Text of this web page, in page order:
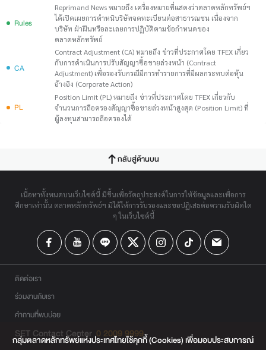
Rules
Reprimand News หมายถึง เครื่องหมายที่แสดงว่าตลาดหลักทรัพย์ฯ
ได้เปิดเผยการตำหนิบริษัทจดทะเบียนต่อสาธารณชน เนื่องจาก
บริษัท ฝ่าฝืนหรือละเลยการปฏิบัติตามข้อกำหนดของ
ตลาดหลักทรัพย์
CA
Contract Adjustment (CA) หมายถึง ข่าวที่ประกาศโดย TFEX เกี่ยว
กับการดำเนินการปรับสัญญาซื้อขายล่วงหน้า (Contract
Adjustment) เพื่อรองรับกรณีมีการทำรายการที่มีผลกระทบต่อหุ้น
อ้างอิง (Corporate Action)
PL
Position Limit (PL) หมายถึง ข่าวที่ประกาศโดย TFEX เกี่ยวกับ
จำนวนการถือครองสัญญาซื้อขายล่วงหน้าสูงสุด (Position Limit) ที่
ผู้ลงทุนสามารถถือครองได้
กลับสู่ด้านบน
เนื้อหาทั้งหมดบนเว็บไซต์นี้ มีขึ้นเพื่อวัตถุประสงค์ในการให้ข้อมูลและเพื่อการ
ศึกษาเท่านั้น ตลาดหลักทรัพย์ฯ มิได้ให้การรับรองและขอปฏิเสธต่อความรับผิดใด
ๆ ในเว็บไซต์นี้
ติดต่อเรา
ร่วมงานกับเรา
คำถามที่พบบ่อย
SET Contact Center 0 2009 9999
กลุ่มตลาดหลักทรัพย์แห่งประเทศไทยใช้คุกกี้ (Cookies) เพื่อมอบประสบการณ์